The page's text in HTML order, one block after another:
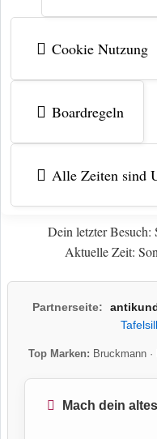
Cookie Nutzung
Boardregeln
Alle Zeiten sind
Dein letzter Besuch:
Aktuelle Zeit:
Partnerseite:
Top Marken: Bruckmann·
Mach dein